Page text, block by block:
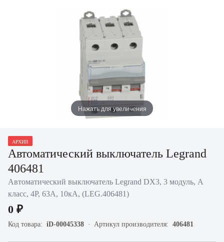
Нажать для увеличения
АРХИВ
Автоматический выключатель Legrand
406481
Автоматический выключатель Legrand DX3, 3 модуль, А
класс, 4P, 63А, 10кА, (LEG.406481)
0 ₽
Код товара: iD-00045338 Артикул производителя: 406481